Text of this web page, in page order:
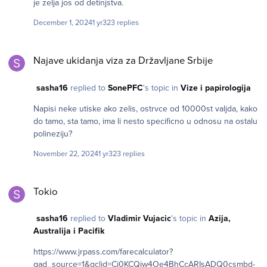
je zelja jos od detinjstva.
December 1, 20241 yr323 replies
Najave ukidanja viza za Državljane Srbije
sasha16 replied to SonePFC's topic in Vize i papirologija
Napisi neke utiske ako zelis, ostrvce od 10000st valjda, kako
do tamo, sta tamo, ima li nesto specificno u odnosu na ostalu
polineziju?
November 22, 20241 yr323 replies
Tokio
sasha16 replied to Vladimir Vujacic's topic in Azija,
Australija i Pacifik
https://www.jrpass.com/farecalculator?
gad_source=1&gclid=Cj0KCQjw4Oe4BhCcARIsADQ0csmbd-